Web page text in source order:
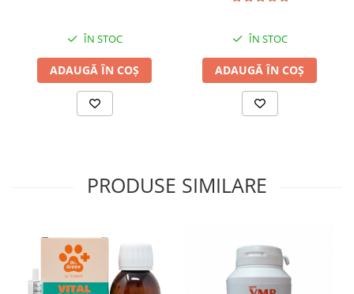
ÎN STOC
ADAUGĂ ÎN COȘ
ÎN STOC
ADAUGĂ ÎN COȘ
PRODUSE SIMILARE